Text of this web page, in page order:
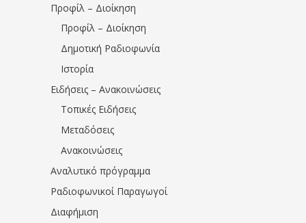
Προφίλ – Διοίκηση
Προφίλ – Διοίκηση
Δημοτική Ραδιοφωνία
Ιστορία
Ειδήσεις – Ανακοινώσεις
Τοπικές Ειδήσεις
Μεταδόσεις
Ανακοινώσεις
Αναλυτικό πρόγραμμα
Ραδιοφωνικοί Παραγωγοί
Διαφήμιση